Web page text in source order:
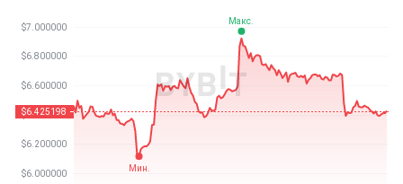
Последнее обновление: 08:49 GMT+0 2026-08-07